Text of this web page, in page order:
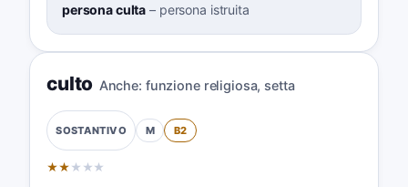
persona culta – persona istruita
culto Anche: funzione religiosa,setta
SOSTANTIVO M B2
★★ ★ ★ ★